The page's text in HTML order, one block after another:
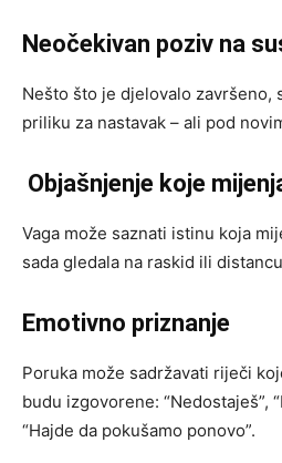
Neočekivan poziv na
Nešto što je djelovalo završeno,
priliku za nastavak – ali pod
Objašnjenje koje
Vaga može saznati istinu koja
sada gledala na raskid ili
Emotivno priznanje
Poruka može sadržavati riječi
budu izgovorene: “Nedostaješ”,
“Hajde da pokušamo ponovo”.